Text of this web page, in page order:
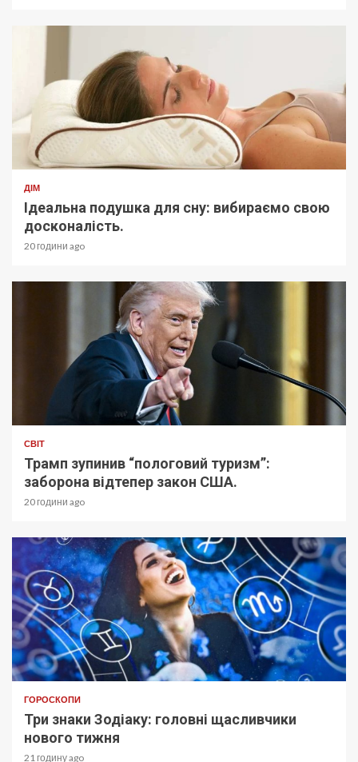
ДІМ
Ідеальна подушка для сну: вибираємо свою
досконалість.
20 години ago
СВІТ
Трамп зупинив “пологовий туризм”:
заборона відтепер закон США.
20 години ago
ГОРОСКОПИ
Три знаки Зодіаку: головні щасливчики
нового тижня
21 годину ago